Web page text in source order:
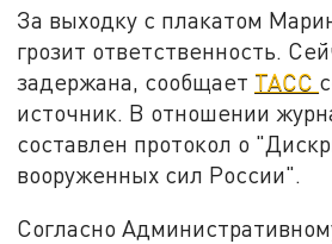
За выходку с плакатом
грозит ответственность.
задержана, сообщает ТАСС
источник. В отношении
составлен протокол о
вооруженных сил России".
Согласно